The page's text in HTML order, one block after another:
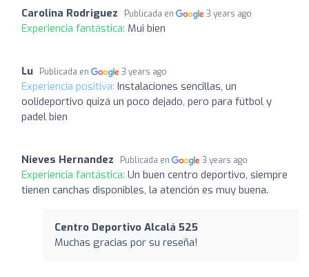
Carolina Rodriguez Publicada en 3 years ago
Experiencia fantástica: Mui bien
Lu Publicada en 3 years ago
Experiencia positiva: Instalaciones sencillas, un
oolideportivo quizá un poco dejado, pero para fútbol y
padel bien
Nieves Hernandez Publicada en 3 years ago
Experiencia fantástica: Un buen centro deportivo, siempre
tienen canchas disponibles, la atención es muy buena.
Centro Deportivo Alcalá 525
Muchas gracias por su reseña!